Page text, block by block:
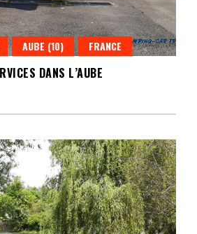
AUBE (10) FRANCE
DANS L’AUBE